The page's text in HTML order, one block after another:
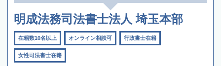
明成法務司法書士法人 埼玉本部
在籍数10名以上 オンライン相談可 行政書士在籍
女性司法書士在籍